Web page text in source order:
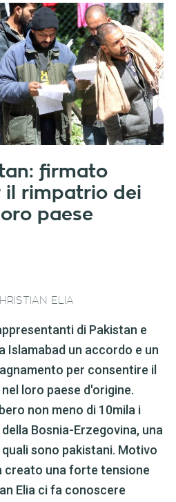
firmato
il rimpatrio dei
paese
ELIA
di Pakistan e
Islamabad un accordo e un
per consentire il
loro paese d'origine.
non meno di 10mila i
Bosnia-Erzegovina, una
sono pakistani. Motivo
creato una forte tensione
Elia ci fa conoscere